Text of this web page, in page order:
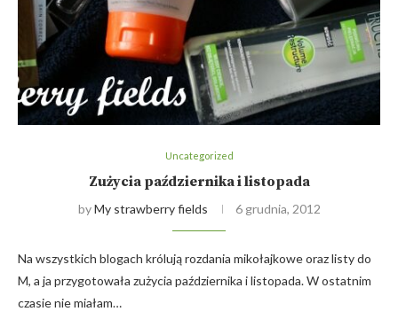
Uncategorized
Zużycia października i listopada
byMy strawberry fields 6 grudnia, 2012
Na wszystkich blogach królują rozdania mikołajkowe oraz listy do
M, a ja przygotowała zużycia października i listopada. W ostatnim
czasie nie miałam…